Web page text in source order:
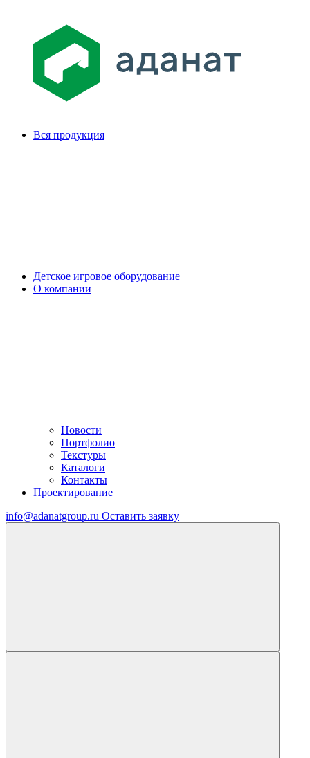
Вся продукция
Детское игровое оборудование
О компании
Новости
Портфолио
Текстуры
Каталоги
Контакты
Проектирование
info@adanatgroup.ru Оставить заявку